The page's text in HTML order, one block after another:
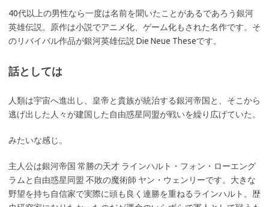
40代以上の男性なら一度は名前を聞いたことがあるであろう銀河
英雄伝説。原作は小説でアニメ化、ゲーム化もされた名作です。そ
のリバイバル作品が銀河英雄伝説 Die Neue Theseです。
話としては
人類は宇宙へ進出し、皇帝と貴族が統治する銀河帝国と、そこから
逃げ出した人々が建国した自由惑星同盟が戦いを繰り広げていた。
みたいな感じ。
主人公は銀河帝国 常勝の天才 ラインハルト・フォン・ローエング
ラムと自由惑星同盟 不敗の魔術師 ヤン・ウェンリーです。大きな
野望を持ち自信家で実際に頭も良く連勝を重ねるラインハルト。歴